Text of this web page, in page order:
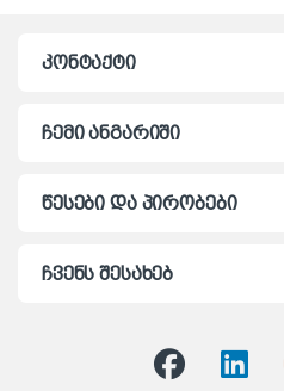
კონტაქტი
ჩემი ანგარიში
წესები და პირობები
ჩვენს შესახებ